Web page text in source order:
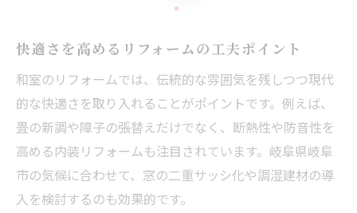
快適さを高めるリフォームの工夫ポイント
和室のリフォームでは、伝統的な雰囲気を残しつつ現代
的な快適さを取り入れることがポイントです。例えば、
畳の新調や障子の張替えだけでなく、断熱性や防音性を
高める内装リフォームも注目されています。岐阜県岐阜
市の気候に合わせて、窓の二重サッシ化や調湿建材の導
入を検討するのも効果的です。